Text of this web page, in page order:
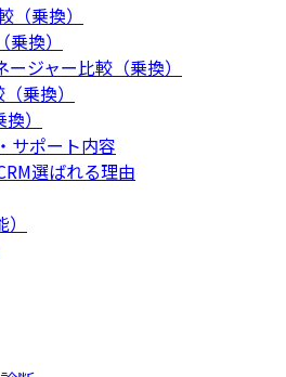
（乗換）
換）
ジャー比較（乗換）
乗換）
）
サポート内容
選ばれる理由